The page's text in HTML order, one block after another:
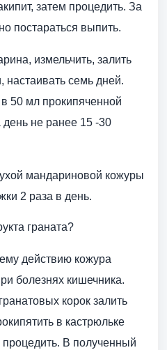
затем процедить. За
постараться выпить.
измельчить, залить
настаивать семь дней.
50 мл прокипяченной
день не ранее 15 -30
мандариновой кожуры
2 раза в день.
граната?
действию кожура
болезнях кишечника.
корок залить
в кастрюльке
процедить. В полученный